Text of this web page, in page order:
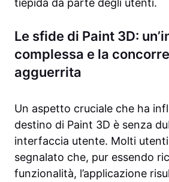
tiepida da parte degli utenti.
Le sfide di Paint 3D:
complessa e la
agguerrita
Un aspetto cruciale che ha
destino di Paint 3D è senza
interfaccia utente. Molti
segnalato che, pur essendo
funzionalità, l’applicazione